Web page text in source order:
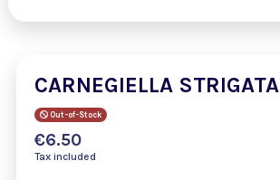
CARNEGIELLA STRIGATA
Out-of-Stock
€6.50
Tax included